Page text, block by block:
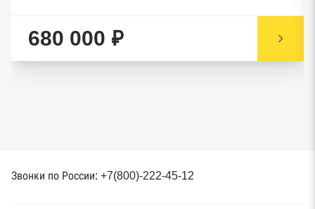
680 000 ₽
Звонки по России: +7(800)-222-45-12